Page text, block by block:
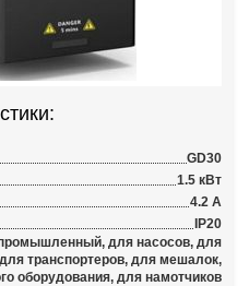
GD30
1.5 кВт
4.2 А
IP20
для насосов, для
транспортеров, для мешалок,
оборудования, для намотчиков